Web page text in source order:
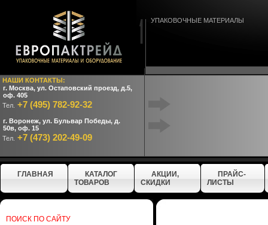
НАШИ КОНТАКТЫ:
г. Москва, ул. Остаповский проезд, д.5,
оф. 405
Тел. +7 (495) 782-92-32
г. Воронеж, ул. Бульвар Победы, д.
50в, оф. 15
Тел. +7 (473) 202-49-09
УПАКОВОЧНЫЕ МАТЕРИАЛЫ
ГЛАВНАЯ
КАТАЛОГ
ТОВАРОВ
АКЦИИ,
СКИДКИ
ПРАЙС-
ЛИСТЫ
ПОИСК ПО САЙТУ